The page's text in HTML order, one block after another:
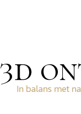
3d
In balans met